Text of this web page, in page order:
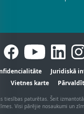
Juridiskā
Vietnes karte
tiesības paturētas. Šeit
Visi pārējie nosaukumi un